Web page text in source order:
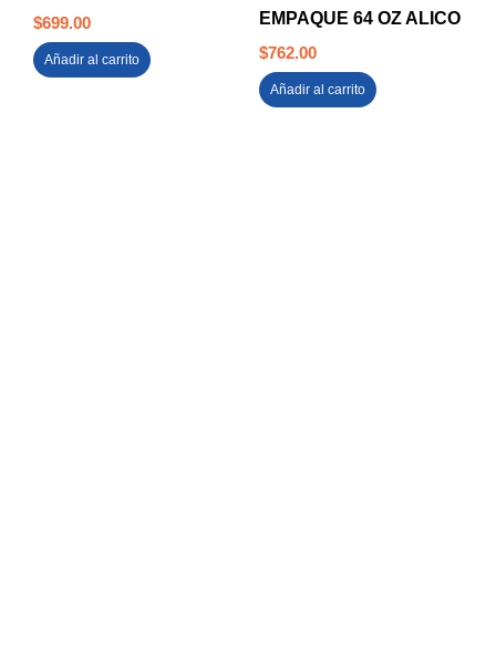
$699.00
Añadir al carrito
EMPAQUE 64 OZ ALICO
$762.00
Añadir al carrito